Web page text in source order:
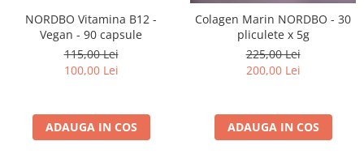
NORDBO Vitamina B12 -
Vegan - 90 capsule
115,00 Lei
100,00 Lei
ADAUGA IN COS
Colagen Marin NORDBO - 30
pliculete x 5g
225,00 Lei
200,00 Lei
ADAUGA IN COS